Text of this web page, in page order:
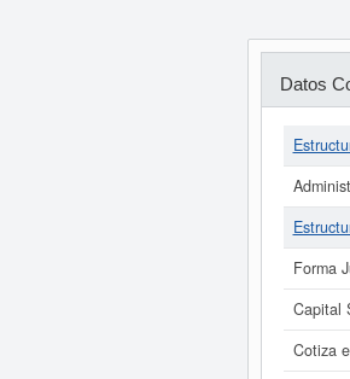
Datos
Forma
Capital
Cotiza